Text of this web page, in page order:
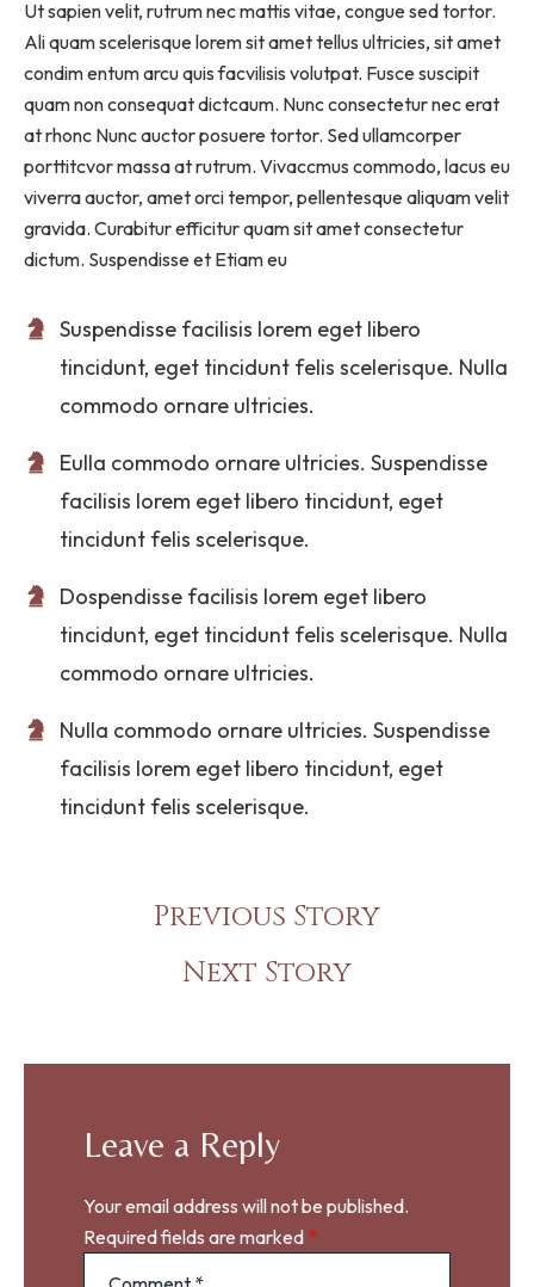
Ut sapien velit, rutrum nec mattis vitae, congue sed tortor.
Ali quam scelerisque lorem sit amet tellus ultricies, sit amet
condim entum arcu quis facvilisis volutpat. Fusce suscipit
quam non consequat dictcaum. Nunc consectetur nec erat
at rhonc Nunc auctor posuere tortor. Sed ullamcorper
porttitcvor massa at rutrum. Vivaccmus commodo, lacus eu
viverra auctor, amet orci tempor, pellentesque aliquam velit
gravida. Curabitur efficitur quam sit amet consectetur
dictum. Suspendisse et Etiam eu
Suspendisse facilisis lorem eget libero
tincidunt, eget tincidunt felis scelerisque. Nulla
commodo ornare ultricies.
Eulla commodo ornare ultricies. Suspendisse
facilisis lorem eget libero tincidunt, eget
tincidunt felis scelerisque.
Dospendisse facilisis lorem eget libero
tincidunt, eget tincidunt felis scelerisque. Nulla
commodo ornare ultricies.
Nulla commodo ornare ultricies. Suspendisse
facilisis lorem eget libero tincidunt, eget
tincidunt felis scelerisque.
Previous Story
Next Story
Leave a Reply
Your email address will not be published.
Required fields are marked *